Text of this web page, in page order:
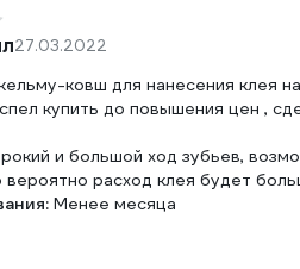
27.03.2022
ковш для нанесения клея
купить до повышения цен ,
и большой ход зубьев,
вероятно расход клея будет
Менее месяца